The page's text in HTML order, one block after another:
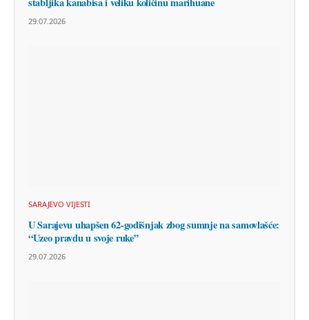
29.07.2026
SARAJEVO VIJESTI
U Sarajevu uhapšen 62-godišnjak zbog sumnje na samovlašće:
“Uzeo pravdu u svoje ruke”
29.07.2026